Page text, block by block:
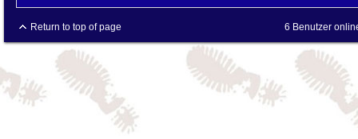
Return to top of page 6 Benutzer